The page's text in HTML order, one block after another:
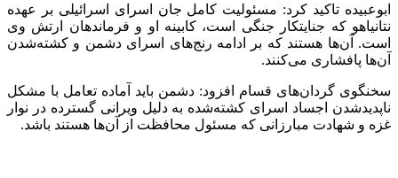
ابوعبیده تاکید کرد: مسئولیت کامل جان اسرای اسرائیلی بر عهده
نتانیاهو که جنایتکار جنگی است، کابینه او و فرماندهان ارتش وی
است. آن‌ها هستند که بر ادامه رنج‌های اسرای دشمن و کشته‌شدن
آن‌ها پافشاری می‌کنند.
سخنگوی گردان‌های قسام افزود: دشمن باید آماده تعامل با مشکل
ناپدیدشدن اجساد اسرای کشته‌شده به دلیل ویرانی گسترده در نوار
غزه و شهادت مبارزانی که مسئول محافظت از آن‌ها هستند باشد.